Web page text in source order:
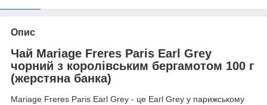
Опис
Чай Mariage Freres Paris Earl Grey
чорний з королівським бергамотом 100 г
(жерстяна банка)
Mariage Freres Paris Earl Grey - це Earl Grey у парижському